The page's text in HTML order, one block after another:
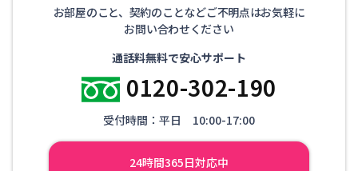
お部屋のこと、契約のことなどご不明点はお気軽に
お問い合わせください
通話料無料で安心サポート
0120-302-190
受付時間：平日 10:00-17:00
24時間365日対応中